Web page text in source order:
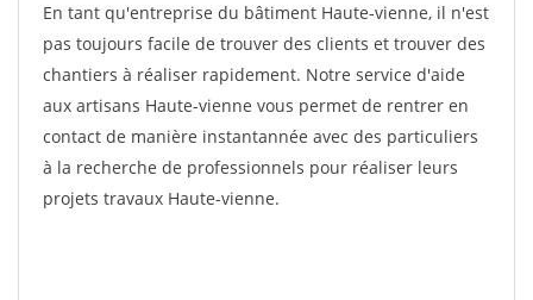
En tant qu'entreprise du bâtiment Haute-vienne, il n'est
pas toujours facile de trouver des clients et trouver des
chantiers à réaliser rapidement. Notre service d'aide
aux artisans Haute-vienne vous permet de rentrer en
contact de manière instantannée avec des particuliers
à la recherche de professionnels pour réaliser leurs
projets travaux Haute-vienne.